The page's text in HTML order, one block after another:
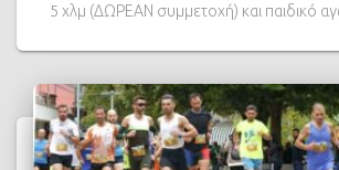
5 χλμ (ΔΩΡΕΑΝ συμμετοχή) και παιδικό